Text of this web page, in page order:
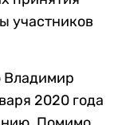
участников
Владимир
2020 года